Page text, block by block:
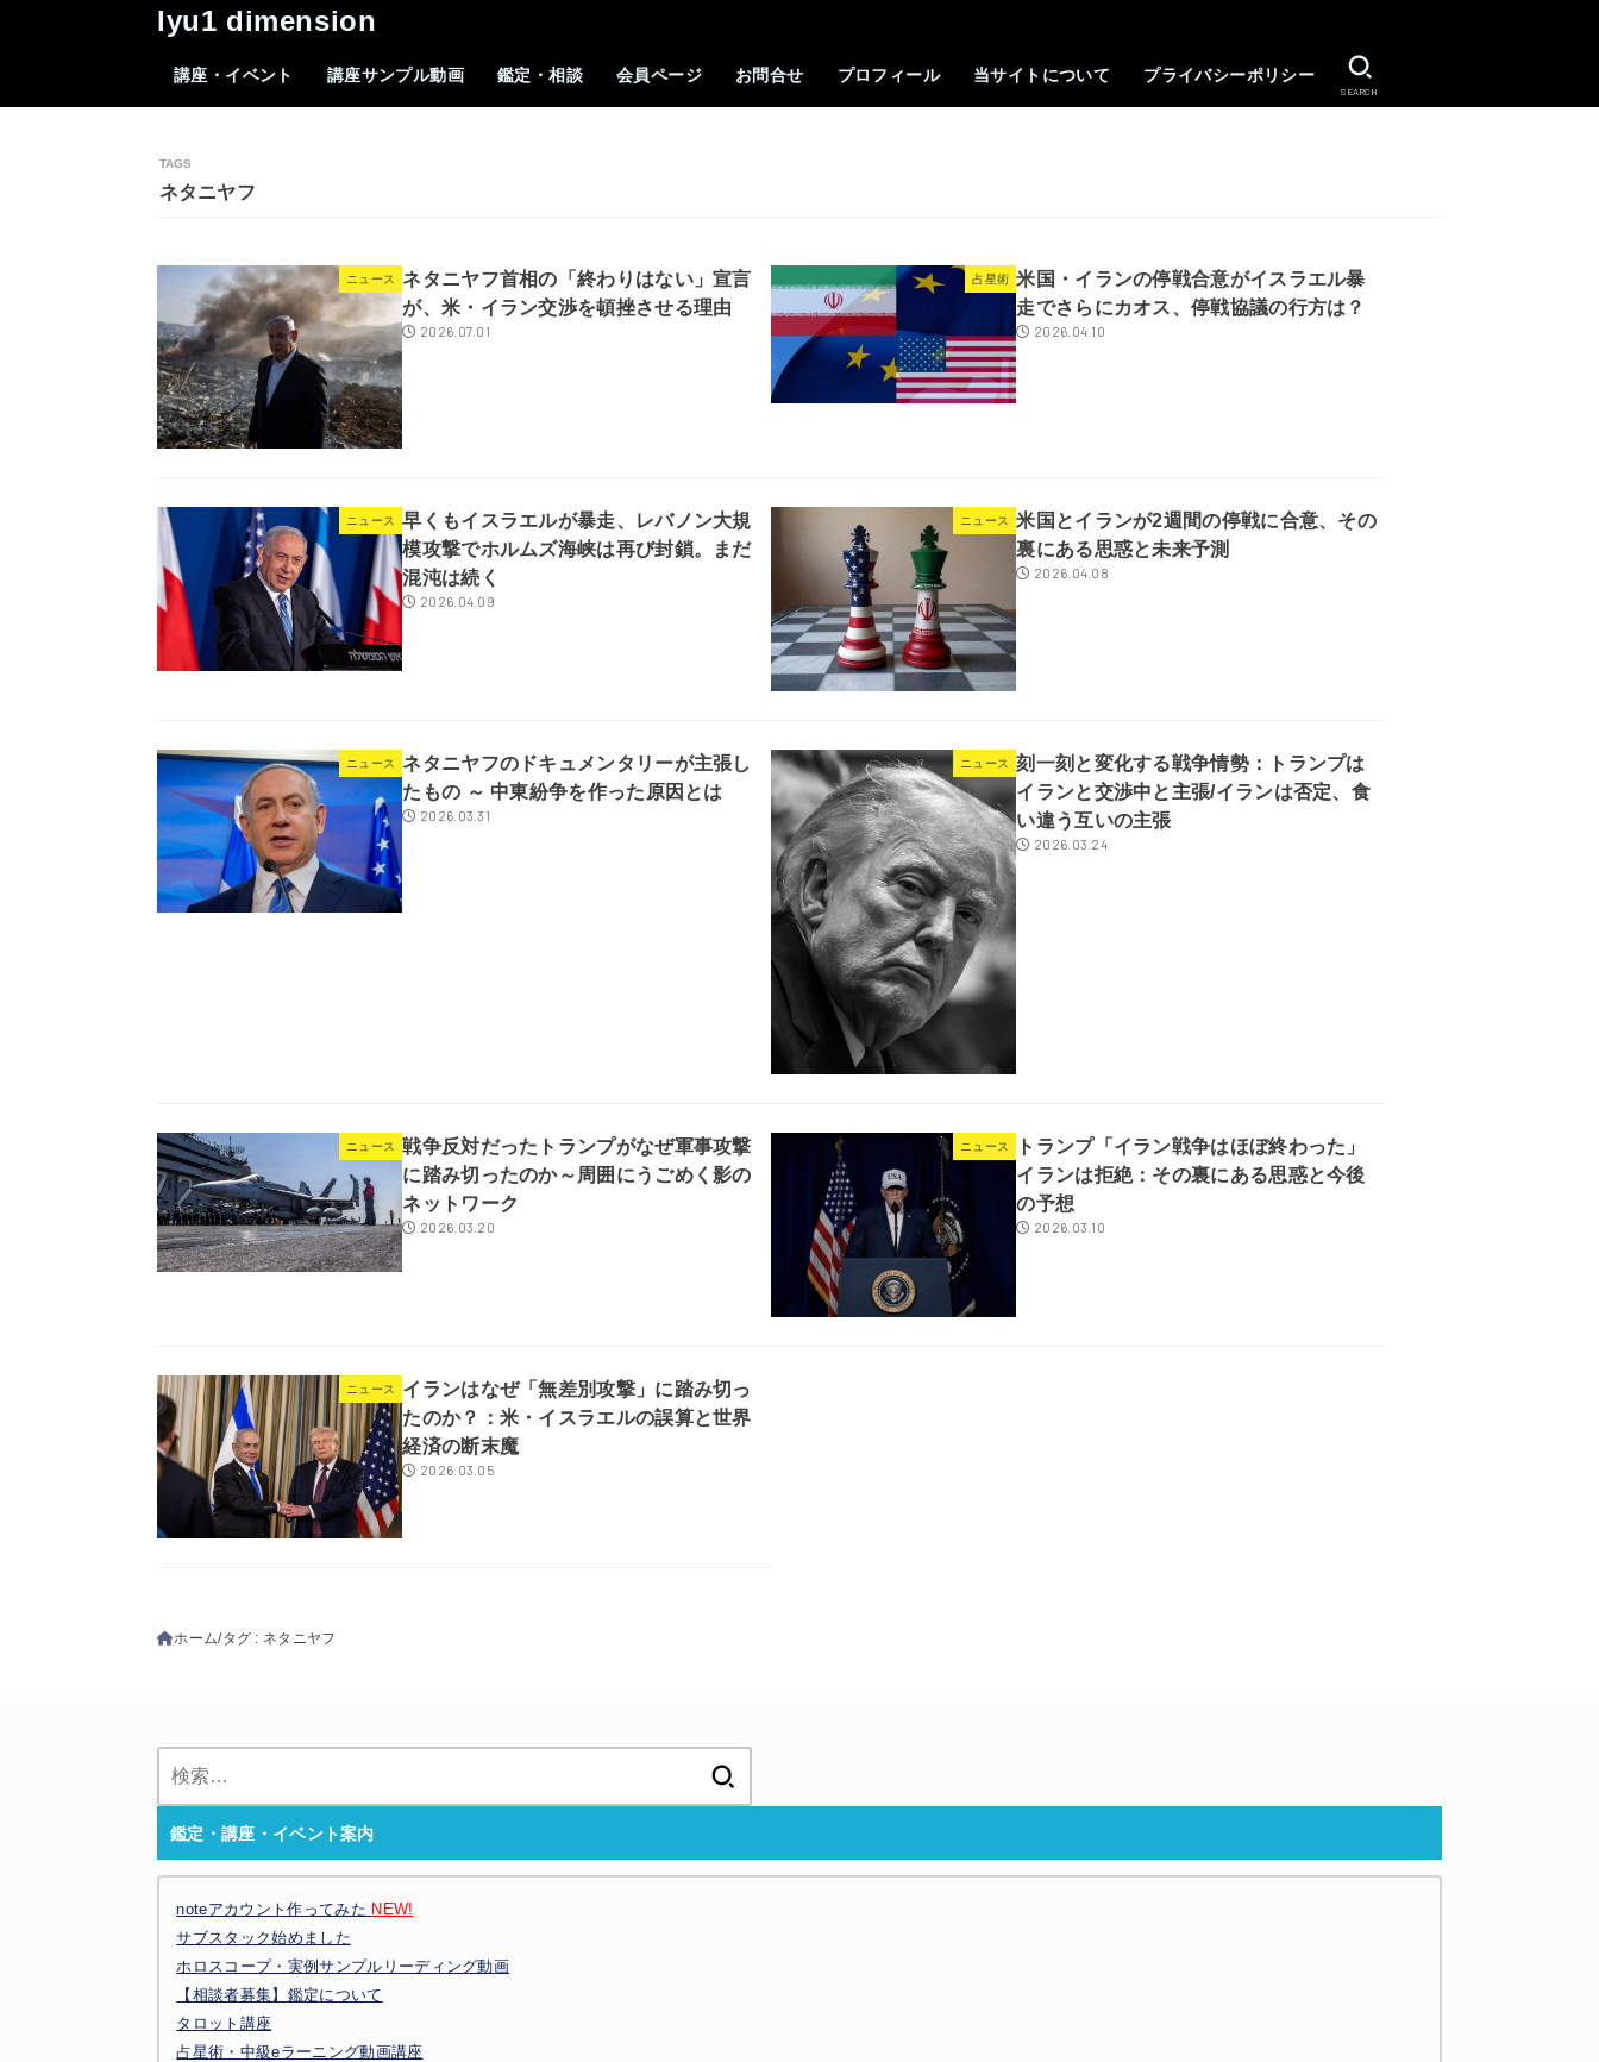
lyu1 dimension
講座・イベント 講座サンプル動画 鑑定・相談 会員ページ お問合せ プロフィール 当サイトについて プライバシーポリシー
SEARCH
ネタニヤフ
ニュース
ネタニヤフ首相の「終わりはない」宣言
が、米・イラン交渉を頓挫させる理由
2026.07.01
占星術 米国・イランの停戦合意がイスラエル暴
走でさらにカオス、停戦協議の行方は？
2026.04.10
ニュース
早くもイスラエルが暴走、レバノン大規
模攻撃でホルムズ海峡は再び封鎖。まだ
混沌は続く
2026.04.09
ニュース
米国とイランが2週間の停戦に合意、その
裏にある思惑と未来予測
2026.04.08
ニュース
ネタニヤフのドキュメンタリーが主張し
たもの ～ 中東紛争を作った原因とは
2026.03.31
ニュース
刻一刻と変化する戦争情勢：トランプは
イランと交渉中と主張/イランは否定、食
い違う互いの主張
2026.03.24
ニュース
戦争反対だったトランプがなぜ軍事攻撃
に踏み切ったのか～周囲にうごめく影の
ネットワーク
2026.03.20
ニュース
トランプ「イラン戦争はほぼ終わった」
イランは拒絶：その裏にある思惑と今後
の予想
2026.03.10
ニュース
イランはなぜ「無差別攻撃」に踏み切っ
たのか？：米・イスラエルの誤算と世界
経済の断末魔
2026.03.05
ホーム タグ : ネタニヤフ
鑑定・講座・イベント案内
noteアカウント作ってみた NEW!
サブスタック始めました
ホロスコープ・実例サンプルリーディング動画
【相談者募集】鑑定について
タロット講座
占星術・中級eラーニング動画講座